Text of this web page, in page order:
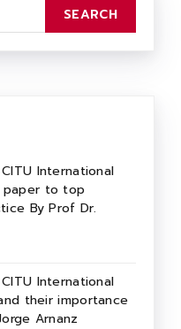
International
paper to top
By Prof Dr.
International
their importance
Arnanz